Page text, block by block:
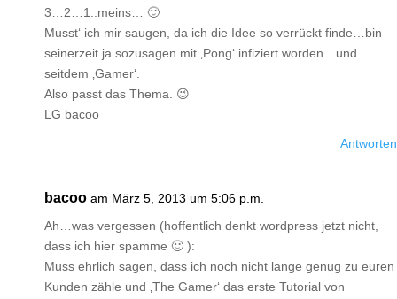
3…2…1..meins… 🙂
Musst‘ ich mir saugen, da ich die Idee so verrückt finde…bin
seinerzeit ja sozusagen mit ‚Pong‘ infiziert worden…und
seitdem ‚Gamer‘.
Also passt das Thema. 😉
LG bacoo
Antworten
bacoo am März 5, 2013 um 5:06 p.m.
Ah…was vergessen (hoffentlich denkt wordpress jetzt nicht,
dass ich hier spamme 🙂 ):
Muss ehrlich sagen, dass ich noch nicht lange genug zu euren
Kunden zähle und ‚The Gamer‘ das erste Tutorial von